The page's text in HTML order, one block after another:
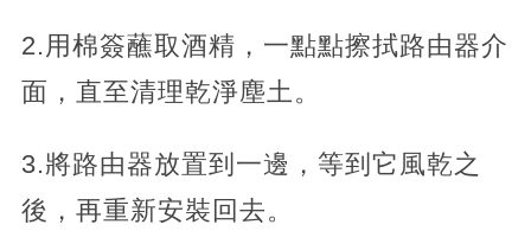
2.用棉簽蘸取酒精，一點點擦拭路由器介
面，直至清理乾淨塵土。
3.將路由器放置到一邊，等到它風乾之
後，再重新安裝回去。